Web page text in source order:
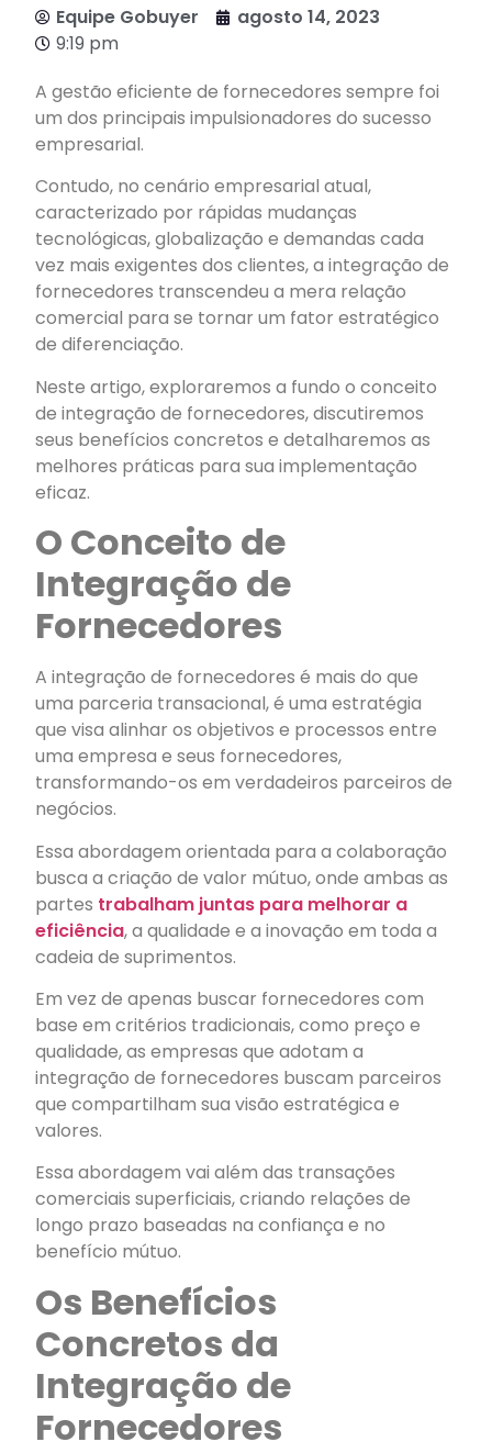
Equipe Gobuyer
agosto 14, 2023
9:19 pm
A gestão eficiente de fornecedores sempre foi
um dos principais impulsionadores do sucesso
empresarial.
Contudo, no cenário empresarial atual,
caracterizado por rápidas mudanças
tecnológicas, globalização e demandas cada
vez mais exigentes dos clientes, a integração de
fornecedores transcendeu a mera relação
comercial para se tornar um fator estratégico
de diferenciação.
Neste artigo, exploraremos a fundo o conceito
de integração de fornecedores, discutiremos
seus benefícios concretos e detalharemos as
melhores práticas para sua implementação
eficaz.
O Conceito de
Integração de
Fornecedores
A integração de fornecedores é mais do que
uma parceria transacional, é uma estratégia
que visa alinhar os objetivos e processos entre
uma empresa e seus fornecedores,
transformando-os em verdadeiros parceiros de
negócios.
Essa abordagem orientada para a colaboração
busca a criação de valor mútuo, onde ambas as
partes trabalham juntas para melhorar a
eficiência, a qualidade e a inovação em toda a
cadeia de suprimentos.
Em vez de apenas buscar fornecedores com
base em critérios tradicionais, como preço e
qualidade, as empresas que adotam a
integração de fornecedores buscam parceiros
que compartilham sua visão estratégica e
valores.
Essa abordagem vai além das transações
comerciais superficiais, criando relações de
longo prazo baseadas na confiança e no
benefício mútuo.
Os Benefícios
Concretos da
Integração de
Fornecedores